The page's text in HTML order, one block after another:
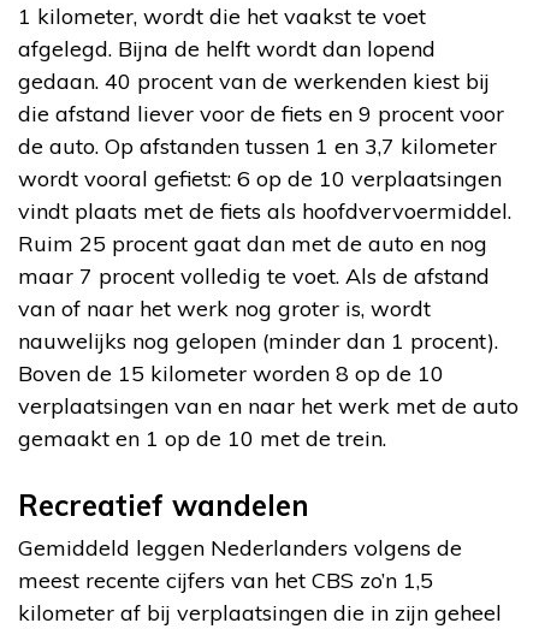
1 kilometer, wordt die het vaakst te voet
afgelegd. Bijna de helft wordt dan lopend
gedaan. 40 procent van de werkenden kiest bij
die afstand liever voor de fiets en 9 procent voor
de auto. Op afstanden tussen 1 en 3,7 kilometer
wordt vooral gefietst: 6 op de 10 verplaatsingen
vindt plaats met de fiets als hoofdvervoermiddel.
Ruim 25 procent gaat dan met de auto en nog
maar 7 procent volledig te voet. Als de afstand
van of naar het werk nog groter is, wordt
nauwelijks nog gelopen (minder dan 1 procent).
Boven de 15 kilometer worden 8 op de 10
verplaatsingen van en naar het werk met de auto
gemaakt en 1 op de 10 met de trein.
Recreatief wandelen
Gemiddeld leggen Nederlanders volgens de
meest recente cijfers van het CBS zo’n 1,5
kilometer af bij verplaatsingen die in zijn geheel